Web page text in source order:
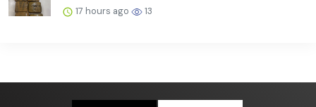
17 hours ago 13